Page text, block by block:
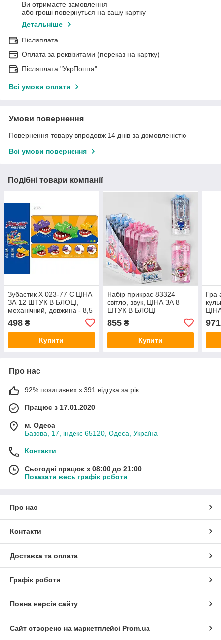
Ви отримаєте замовлення
або гроші повернуться на вашу картку
Детальніше
Післяплата
Оплата за реквізитами (переказ на картку)
Післяплата "УкрПошта"
Всі умови оплати
Умови повернення
Повернення товару впродовж 14 днів за домовленістю
Всі умови повернення
Подібні товари компанії
Зубастик X 023-77 C ЦІНА
ЗА 12 ШТУК В БЛОЦІ,
механічний, довжина - 8,5
498 ₴
Купити
Набір прикрас 83324
світло, звук, ЦІНА ЗА 8
ШТУК В БЛОЦІ
855₴
Купити
Гра
971
Про нас
92% позитивних з 391 відгука за рік
Працює з 17.01.2020
м. Одеса
Базова, 17, індекс 65120, Одеса, Україна
Контакти
Сьогодні працює з 08:00 до 21:00
Показати весь графік роботи
Про нас
Контакти
Доставка та оплата
Графік роботи
Повна версія сайту
Сайт створено на маркетплейсі Prom.ua